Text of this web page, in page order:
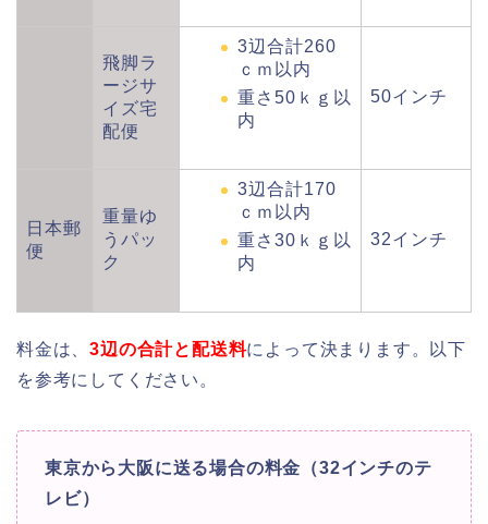
飛脚ラ
ージサ
イズ宅
配便
3辺合計260
ｃｍ以内
重さ50ｋｇ以
内
50インチ
日本郵
便
重量ゆ
うパッ
ク
3辺合計170
ｃｍ以内
重さ30ｋｇ以
内
32インチ
料金は、3辺の合計と配送料によって決まります。以下
を参考にしてください。
東京から大阪に送る場合の料金（32インチのテ
レビ）